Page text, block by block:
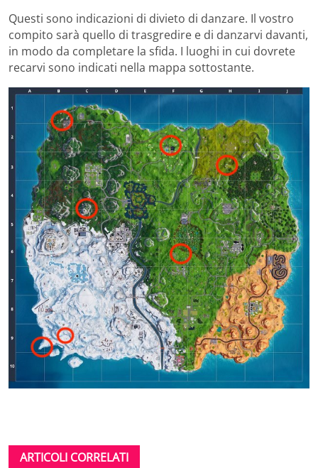
Questi sono indicazioni di divieto di danzare. Il vostro
compito sarà quello di trasgredire e di danzarvi davanti,
in modo da completare la sfida. I luoghi in cui dovrete
recarvi sono indicati nella mappa sottostante.
ARTICOLI CORRELATI